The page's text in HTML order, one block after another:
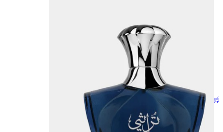
Aggiungi
carrello